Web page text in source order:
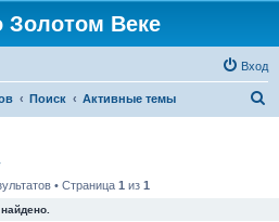
Золотом Веке
Вход
Поиск Активные темы
• Страница 1 из 1